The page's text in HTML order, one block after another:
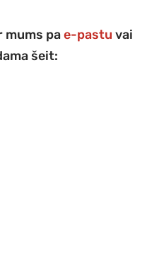
mums pae-pastu vai
šeit: